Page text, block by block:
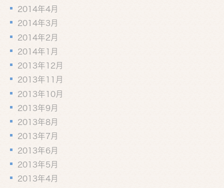
2014年4月
2014年3月
2014年2月
2014年1月
2013年12月
2013年11月
2013年10月
2013年9月
2013年8月
2013年7月
2013年6月
2013年5月
2013年4月